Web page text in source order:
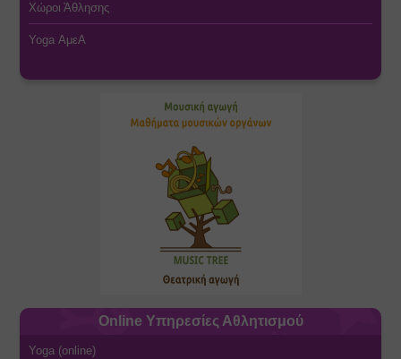
Χώροι Άθλησης
Yoga ΑμεΑ
Online Υπηρεσίες Αθλητισμού
Yoga (online)